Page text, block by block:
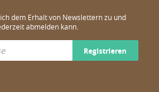
dem Erhalt von Newslettern zu und
abmelden kann.
Registrieren